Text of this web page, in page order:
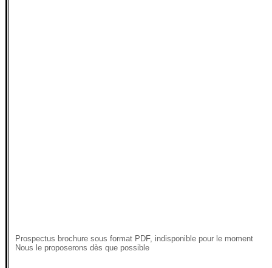
Prospectus brochure sous format PDF, indisponible pour le moment
Nous le proposerons dès que possible